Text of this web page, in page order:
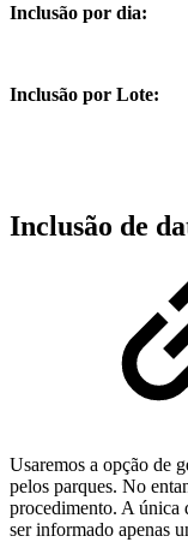
Inclusão por dia:
Inclusão por Lote:
Inclusão de
Usaremos a opção de
pelos parques. No
procedimento. A única
ser informado apenas